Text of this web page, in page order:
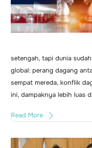
setengah, tapi dunia
global: perang dagang
sempat mereda, konflik
ini, dampaknya lebih luas
Read More